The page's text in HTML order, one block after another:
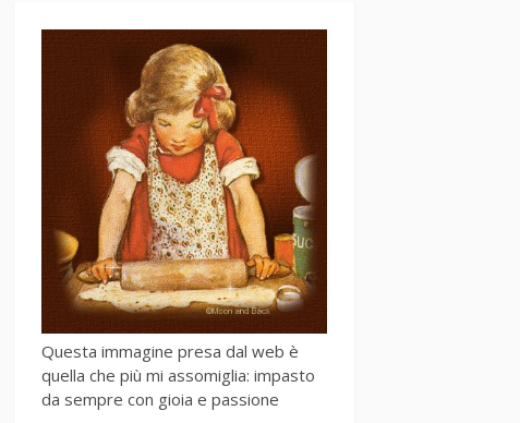
Questa immagine presa dal web è
quella che più mi assomiglia: impasto
da sempre con gioia e passione